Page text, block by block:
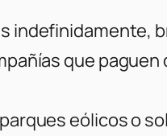
indefinidamente,
que
eólicos o